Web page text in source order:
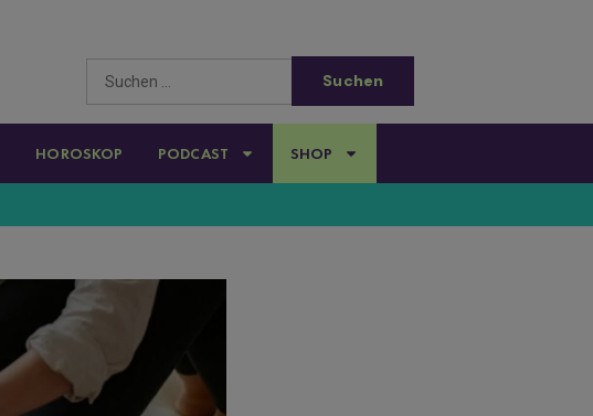
HOROSKOP PODCAST SHOP